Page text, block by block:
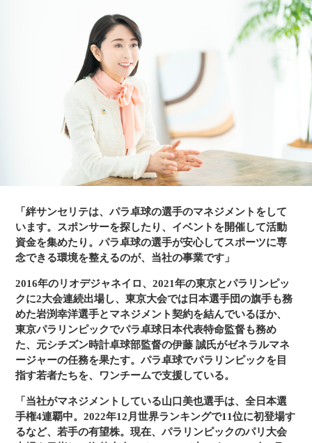
「絆サンセリテは、パラ卓球の選手のマネジメントをして
います。スポンサーを探したり、イベントを開催して活動
資金を集めたり。パラ卓球の選手が安心してスポーツに専
念できる環境を整えるのが、当社の事業です」
2016年のリオデジャネイロ、2021年の東京とパラリンピッ
クに2大会連続出場し、東京大会では日本選手団の旗手も務
めた岩渕幸洋選手とマネジメント契約を結んでいるほか、
東京パラリンピックでパラ卓球日本代表特命監督も務め
た、元シチズン時計卓球部監督の伊藤 誠氏がゼネラルマネ
ージャーの任務を果たす。パラ卓球でパラリンピックを目
指す若者たちを、ワンチームで支援している。
「当社がマネジメントしている山口美也選手は、全日本選
手権4連覇中。2022年12月世界ランキングで11位に初登場す
るなど、若手の有望株。現在、パラリンピックのパリ大会